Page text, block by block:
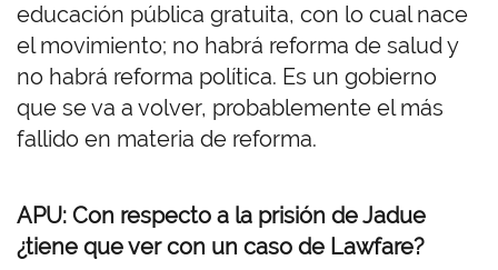
educación pública gratuita, con lo cual nace
el movimiento; no habrá reforma de salud y
no habrá reforma política. Es un gobierno
que se va a volver, probablemente el más
fallido en materia de reforma.
APU: Con respecto a la prisión de Jadue
¿tiene que ver con un caso de Lawfare?